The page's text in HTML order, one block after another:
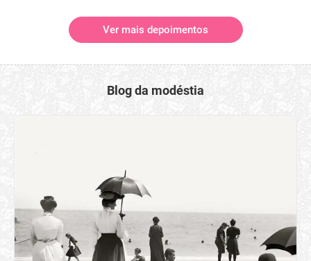
Ver mais depoimentos
Blog da modéstia